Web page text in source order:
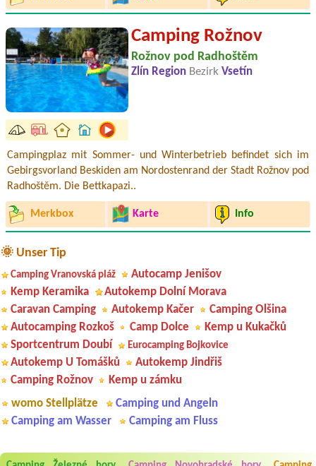
Camping Rožnov
Rožnov pod Radhoštěm
Zlín Region Bezirk Vsetín
Campingplaz mit Sommer- und Winterbetrieb befindet sich im
Gebirgsvorland Beskiden am Nordostenrand der Stadt Rožnov pod
Radhoštěm. Die Bettkapazi..
Merkbox Karte Info
🌞 Unser Tip
Camping Vranovská pláž
Autocamp Jenišov
Kemp Keramika
Autokemp Dolní Morava
Caravan Camping
Autokemp Kačer
Camping Olšina
Autocamping Rozkoš
Camp Dolce
Kemp u Kukačků
Sportcentrum Doubí
Eurocamping Bojkovice
Autokemp U Tomášků
Autokemp Jindřiš
Camping Rožnov
Kemp u zámku
womo Stellplätze
Camping und Angeln
Camping am Wasser
Camping am Fluss
Aneta Melicharová***